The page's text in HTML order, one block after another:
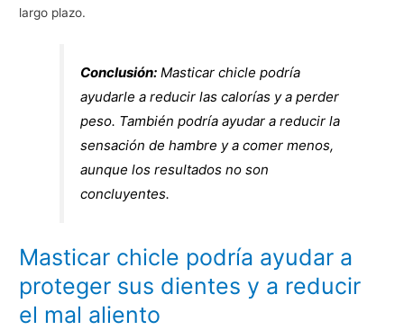
largo plazo.
Conclusión: Masticar chicle podría
ayudarle a reducir las calorías y a perder
peso. También podría ayudar a reducir la
sensación de hambre y a comer menos,
aunque los resultados no son
concluyentes.
Masticar chicle podría ayudar a
proteger sus dientes y a reducir
el mal aliento